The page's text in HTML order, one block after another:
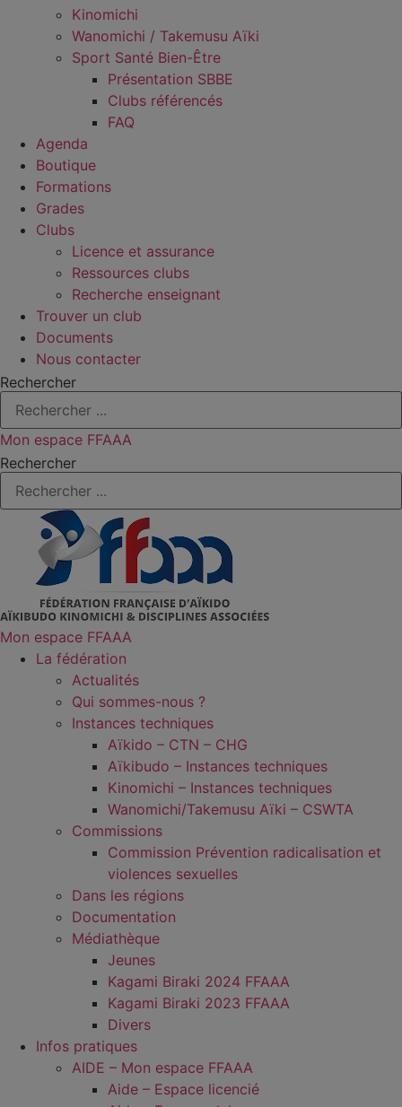
Kinomichi
Wanomichi / Takemusu Aïki
Sport Santé Bien-Être
Présentation SBBE
Clubs référencés
FAQ
Agenda
Boutique
Formations
Grades
Clubs
Licence et assurance
Ressources clubs
Recherche enseignant
Trouver un club
Documents
Nous contacter
Rechercher
Mon espace FFAAA
Rechercher
Mon espace FFAAA
La fédération
Actualités
Qui sommes-nous ?
Instances techniques
Aïkido – CTN – CHG
Aïkibudo – Instances techniques
Kinomichi – Instances techniques
Wanomichi/Takemusu Aïki – CSWTA
Commissions
Commission Prévention radicalisation et
violences sexuelles
Dans les régions
Documentation
Médiathèque
Jeunes
Kagami Biraki 2024 FFAAA
Kagami Biraki 2023 FFAAA
Divers
Infos pratiques
AIDE – Mon espace FFAAA
Aide – Espace licencié